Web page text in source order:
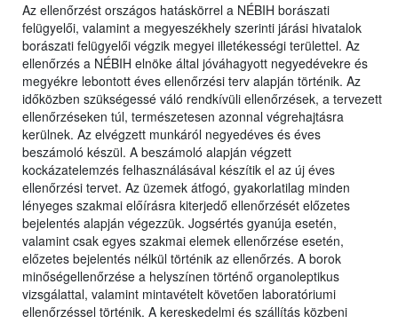
Az ellenőrzést országos hatáskörrel a NÉBIH borászati
felügyelői, valamint a megyeszékhely szerinti járási hivatalok
borászati felügyelői végzik megyei illetékességi területtel. Az
ellenőrzés a NÉBIH elnöke által jóváhagyott negyedévekre és
megyékre lebontott éves ellenőrzési terv alapján történik. Az
időközben szükségessé váló rendkívüli ellenőrzések, a tervezett
ellenőrzéseken túl, természetesen azonnal végrehajtásra
kerülnek. Az elvégzett munkáról negyedéves és éves
beszámoló készül. A beszámoló alapján végzett
kockázatelemzés felhasználásával készítik el az új éves
ellenőrzési tervet. Az üzemek átfogó, gyakorlatilag minden
lényeges szakmai előírásra kiterjedő ellenőrzését előzetes
bejelentés alapján végezzük. Jogsértés gyanúja esetén,
valamint csak egyes szakmai elemek ellenőrzése esetén,
előzetes bejelentés nélkül történik az ellenőrzés. A borok
minőségellenőrzése a helyszínen történő organoleptikus
vizsgálattal, valamint mintavételt követően laboratóriumi
ellenőrzéssel történik. A kereskedelmi és szállítás közbeni